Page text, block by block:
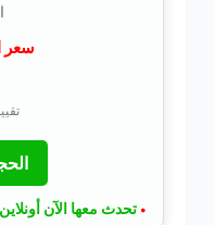
سعر
تقييم 4.9
• تحدث معها الآن